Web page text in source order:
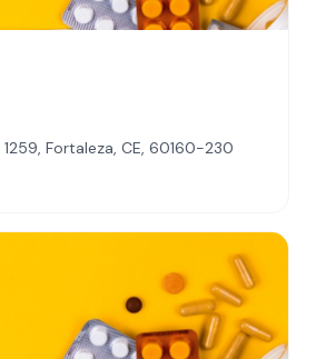
Fortaleza, CE, 60160-230